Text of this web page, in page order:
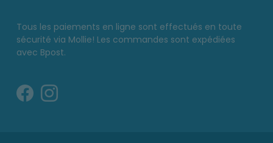
Tous les paiements en ligne sont effectués en toute
sécurité via Mollie! Les commandes sont expédiées
avec Bpost.